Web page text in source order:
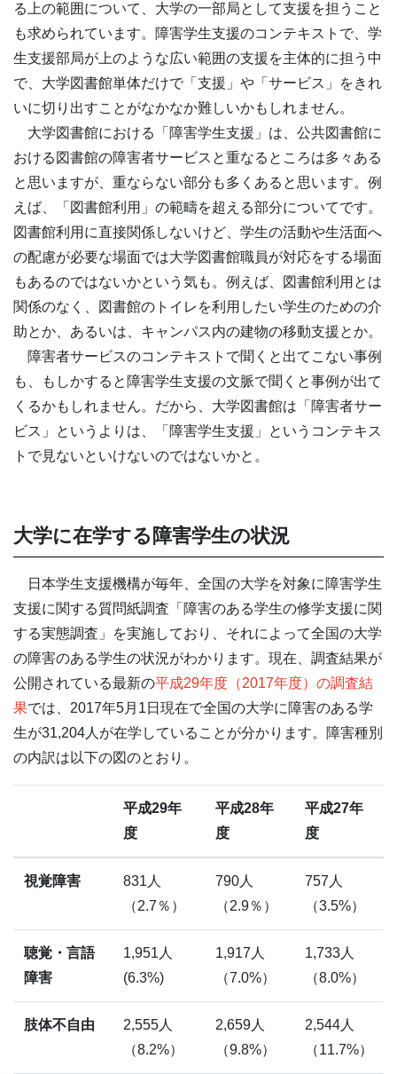
る上の範囲について、大学の一部局として支援を担うこと
も求められています。障害学生支援のコンテキストで、学
生支援部局が上のような広い範囲の支援を主体的に担う中
で、大学図書館単体だけで「支援」や「サービス」をきれ
いに切り出すことがなかなか難しいかもしれません。
大学図書館における「障害学生支援」は、公共図書館に
おける図書館の障害者サービスと重なるところは多々ある
と思いますが、重ならない部分も多くあると思います。例
えば、「図書館利用」の範疇を超える部分についてです。
図書館利用に直接関係しないけど、学生の活動や生活面へ
の配慮が必要な場面では大学図書館職員が対応をする場面
もあるのではないかという気も。例えば、図書館利用とは
関係のなく、図書館のトイレを利用したい学生のための介
助とか、あるいは、キャンパス内の建物の移動支援とか。
障害者サービスのコンテキストで聞くと出てこない事例
も、もしかすると障害学生支援の文脈で聞くと事例が出て
くるかもしれません。だから、大学図書館は「障害者サー
ビス」というよりは、「障害学生支援」というコンテキス
トで見ないといけないのではないかと。
大学に在学する障害学生の状況
日本学生支援機構が毎年、全国の大学を対象に障害学生
支援に関する質問紙調査「障害のある学生の修学支援に関
する実態調査」を実施しており、それによって全国の大学
の障害のある学生の状況がわかります。現在、調査結果が
公開されている最新の平成29年度（2017年度）の調査結
果では、2017年5月1日現在で全国の大学に障害のある学
生が31,204人が在学していることが分かります。障害種別
の内訳は以下の図のとおり。
平成29年
度
平成28年
度
平成27年
度
視覚障害
831人
（2.7％）
790人
（2.9％）
757人
（3.5%）
聴覚・言語
障害
1,951人
(6.3%)
1,917人
（7.0%）
1,733人
（8.0%）
肢体不自由
2,555人
（8.2%）
2,659人
（9.8%）
2,544人
（11.7%）